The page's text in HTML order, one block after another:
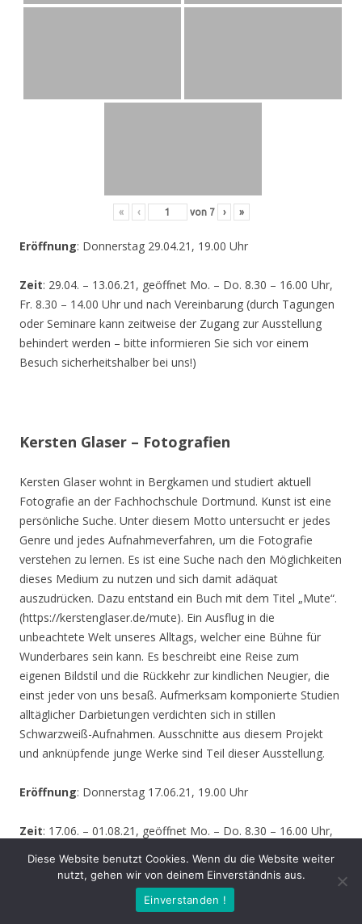
« ‹ von 7 › »
Eröffnung: Donnerstag 29.04.21, 19.00 Uhr
Zeit: 29.04. – 13.06.21, geöffnet Mo. – Do. 8.30 – 16.00 Uhr,
Fr. 8.30 – 14.00 Uhr und nach Vereinbarung (durch Tagungen
oder Seminare kann zeitweise der Zugang zur Ausstellung
behindert werden – bitte informieren Sie sich vor einem
Besuch sicherheitshalber bei uns!)
Kersten Glaser – Fotografien
Kersten Glaser wohnt in Bergkamen und studiert aktuell
Fotografie an der Fachhochschule Dortmund. Kunst ist eine
persönliche Suche. Unter diesem Motto untersucht er jedes
Genre und jedes Aufnahmeverfahren, um die Fotografie
verstehen zu lernen. Es ist eine Suche nach den Möglichkeiten
dieses Medium zu nutzen und sich damit adäquat
auszudrücken. Dazu entstand ein Buch mit dem Titel „Mute“.
(https://kerstenglaser.de/mute). Ein Ausflug in die
unbeachtete Welt unseres Alltags, welcher eine Bühne für
Wunderbares sein kann. Es beschreibt eine Reise zum
eigenen Bildstil und die Rückkehr zur kindlichen Neugier, die
einst jeder von uns besaß. Aufmerksam komponierte Studien
alltäglicher Darbietungen verdichten sich in stillen
Schwarzweiß-Aufnahmen. Ausschnitte aus diesem Projekt
und anknüpfende junge Werke sind Teil dieser Ausstellung.
Eröffnung: Donnerstag 17.06.21, 19.00 Uhr
Zeit: 17.06. – 01.08.21, geöffnet Mo. – Do. 8.30 – 16.00 Uhr,
oder Seminare kann zeitweise der Zugang zur Ausstellung
behindert werden – bitte informieren Sie sich vor einem
Besuch sicherheitshalber bei uns!)
Diese Website benutzt Cookies. Wenn du die Website weiter
nutzt, gehen wir von deinem Einverständnis aus.
Einverstanden !